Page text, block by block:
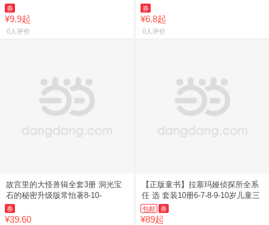
要
券
¥9.9起
0人评价
大
券
¥6.8起
0人评价
故宫里的大怪兽辑全套3册 洞光宝
石的秘密升级版常怡著8-10-
券
¥39.60
【正版童书】拉塞玛娅侦探所全系
任 选 套装10册6-7-8-9-10岁儿童三
包邮 券
¥89起